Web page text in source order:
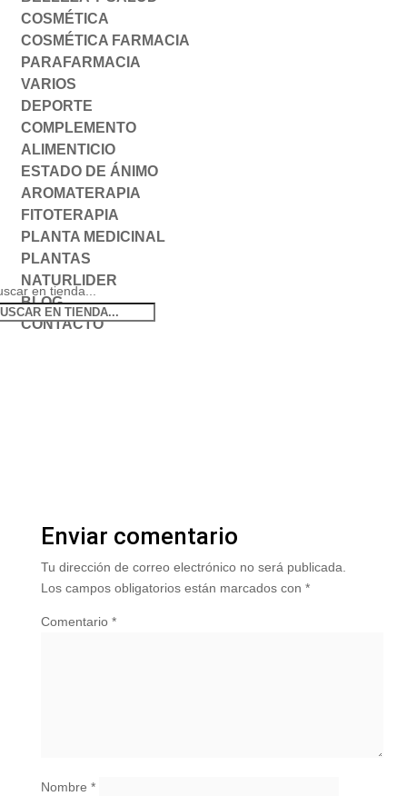
COSMÉTICA
COSMÉTICA FARMACIA
PARAFARMACIA
VARIOS
DEPORTE
COMPLEMENTO
ALIMENTICIO
ESTADO DE ÁNIMO
AROMATERAPIA
FITOTERAPIA
PLANTA MEDICINAL
PLANTAS
NATURLIDER
BLOG
CONTACTO
en tienda...
Enviar comentario
Tu dirección de correo electrónico no será publicada.
Los campos obligatorios están marcados con *
Comentario *
Nombre *